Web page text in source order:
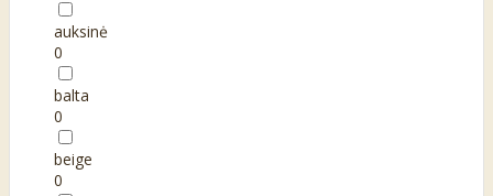
auksinė
0
balta
0
beige
0